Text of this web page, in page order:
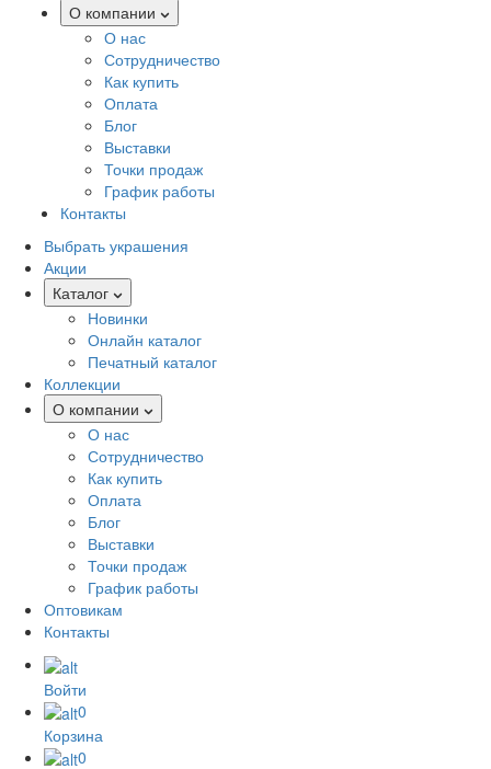
О компании
О нас
Сотрудничество
Как купить
Оплата
Блог
Выставки
Точки продаж
График работы
Контакты
Выбрать украшения
Акции
Каталог
Новинки
Онлайн каталог
Печатный каталог
Коллекции
О компании
О нас
Сотрудничество
Как купить
Оплата
Блог
Выставки
Точки продаж
График работы
Оптовикам
Контакты
Войти
0
Корзина
0